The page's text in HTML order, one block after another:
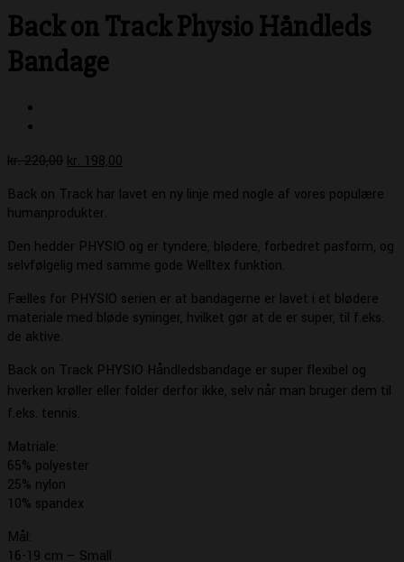
Back on Track Physio Håndleds
Bandage
kr.220,00 Den
pris
var:
kr. 198,00
pris
Back on Track har lavet en ny linje med nogle af vores populære
humanprodukter.
Den hedder PHYSIO og er tyndere, blødere, forbedret pasform, og
selvfølgelig med samme gode Welltex funktion.
Fælles for PHYSIO serien er at bandagerne er lavet i et blødere
materiale med bløde syninger, hvilket gør at de er super, til f.eks.
de aktive.
Back on Track PHYSIO Håndledsbandage er super flexibel og
hverken krøller eller folder derfor ikke, selv når man bruger dem til
f.eks. tennis.
Matriale:
65% polyester
25% nylon
10% spandex
Mål:
16-19 cm – Small